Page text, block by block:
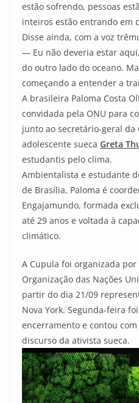
estão sofrendo, pessoas
inteiros estão entrando em
Disse ainda, com a voz
— Eu não deveria estar
do outro lado do oceano.
começando a entender a
A brasileira Paloma Costa
convidada pela ONU para
junto ao secretário-geral da
adolescente sueca Greta
estudantis pelo clima.
Ambientalista e estudante
de Brasília, Paloma é
Engajamundo, formada
até 29 anos e voltada à
climático.
A Cupula foi organizada
Organização das Nações
partir do dia 21/09
Nova York. Segunda-feira
encerramento e contou
discurso da ativista sueca.